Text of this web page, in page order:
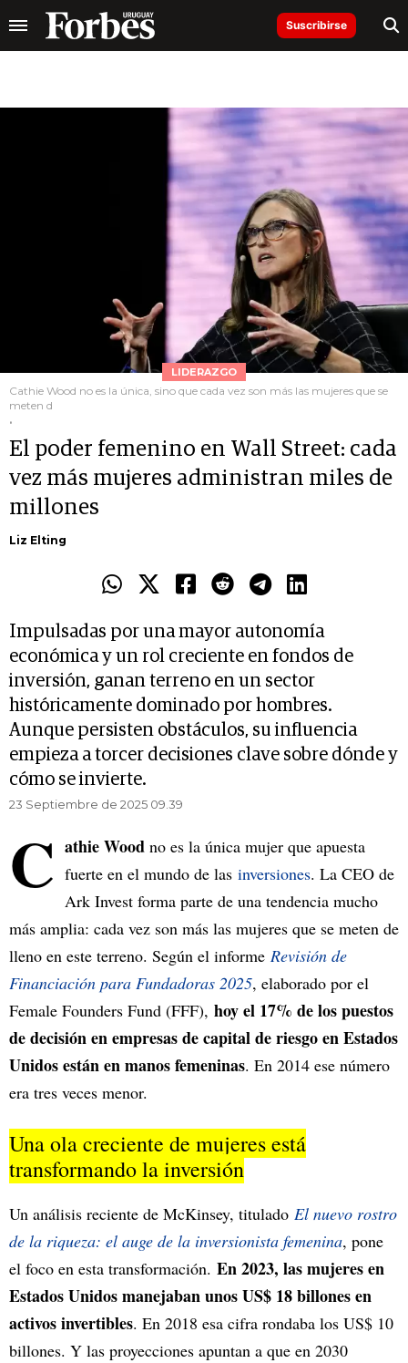
Suscribirse
LIDERAZGO
Cathie Wood no es la única, sino que cada vez son más las mujeres que se
meten d
.
El poder femenino en Wall Street: cada
vez más mujeres administran miles de
millones
Liz Elting
Impulsadas por una mayor autonomía
económica y un rol creciente en fondos de
inversión, ganan terreno en un sector
históricamente dominado por hombres.
Aunque persisten obstáculos, su influencia
empieza a torcer decisiones clave sobre dónde y
cómo se invierte.
23 Septiembre de 2025 09.39
C athie Wood no es la única mujer que apuesta
fuerte en el mundo de las inversiones. La CEO de
Ark Invest forma parte de una tendencia mucho
más amplia: cada vez son más las mujeres que se meten de
lleno en este terreno. Según el informe Revisión de
Financiación para Fundadoras 2025, elaborado por el
Female Founders Fund (FFF), hoy el 17% de los puestos
de decisión en empresas de capital de riesgo en Estados
Unidos están en manos femeninas. En 2014 ese número
era tres veces menor.
Una ola creciente de mujeres está
transformando la inversión
Un análisis reciente de McKinsey, titulado El nuevo rostro
de la riqueza: el auge de la inversionista femenina, pone
el foco en esta transformación. En 2023, las mujeres en
Estados Unidos manejaban unos US$ 18 billones en
activos invertibles. En 2018 esa cifra rondaba los US$ 10
billones. Y las proyecciones apuntan a que en 2030